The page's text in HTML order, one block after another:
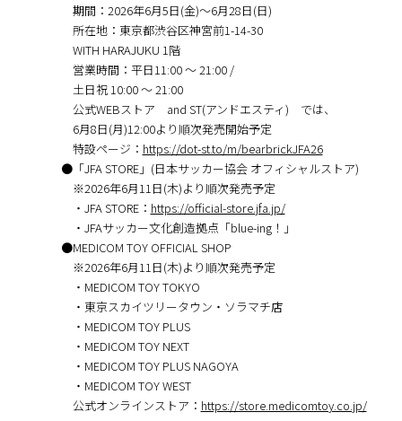
期間：2026年6月5日(金)〜6月28日(日)
所在地：東京都渋⾕区神宮前1-14-30
WITH HARAJUKU 1階
営業時間：平日11:00 〜 21:00 /
土日祝 10:00 〜 21:00
公式WEBストア and ST(アンドエスティ) では、
6月8日(月)12:00より順次発売開始予定
特設ページ： https://dot-st.to/m/bearbrickJFA26
●「JFA STORE」(日本サッカー協会 オフィシャルストア)
※2026年6月11日(木)より順次発売予定
・JFA STORE： https://official-store.jfa.jp/
・JFAサッカー文化創造拠点「blue-ing！」
●MEDICOM TOY OFFICIAL SHOP
※2026年6⽉11日(木)より順次発売予定
・MEDICOM TOY TOKYO
・東京スカイツリータウン・ソラマチ店
・MEDICOM TOY PLUS
・MEDICOM TOY NEXT
・MEDICOM TOY PLUS NAGOYA
・MEDICOM TOY WEST
公式オンラインストア： https://store.medicomtoy.co.jp/